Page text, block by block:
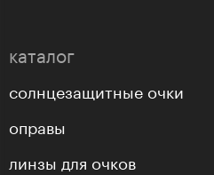
каталог
солнцезащитные очки
оправы
линзы для очков